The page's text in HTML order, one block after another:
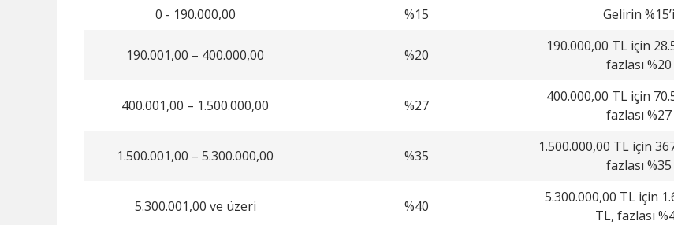
0 - 190.000,00
%15 Gelirin %15’i
190.001,00 – 400.000,00 %20
190.000,00 TL için
fazlası %20
400.001,00 – 1.500.000,00 %27
400.000,00 TL için
fazlası %27
1.500.001,00 – 5.300.000,00 %35
1.500.000,00 TL için
fazlası %35
5.300.001,00 ve üzeri %40
5.300.000,00 TL için
TL, fazlası